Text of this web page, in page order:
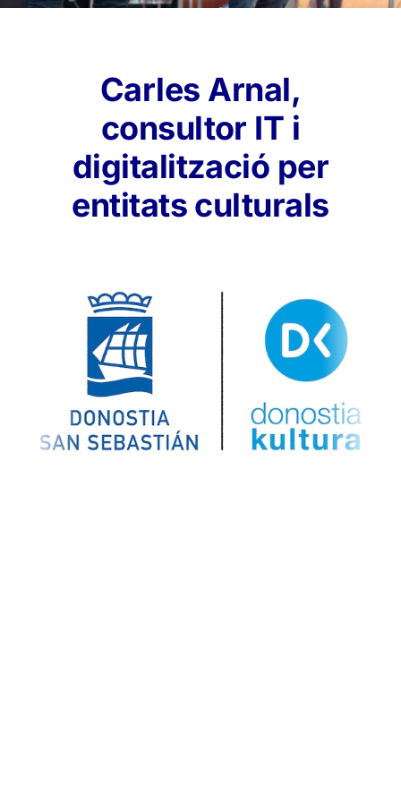
Carles Arnal,
consultor IT i
digitalització per
entitats culturals